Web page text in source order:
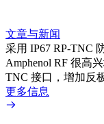
文章与新闻
采用 IP67 RP-TNC
Amphenol RF 很高
TNC 接口，增加反
更多信息